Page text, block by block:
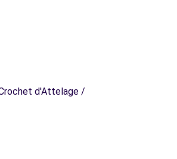
d'Attelage /